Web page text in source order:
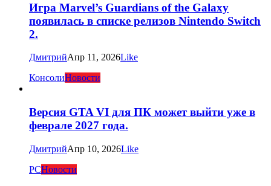
Игра Marvel’s Guardians of the Galaxy
появилась в списке релизов Nintendo Switch
2.
ДмитрийАпр 11, 2026Like
КонсолиНовости
Версия GTA VI для ПК может выйти уже в
феврале 2027 года.
ДмитрийАпр 10, 2026Like
PCНовости